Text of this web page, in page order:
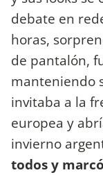
debate en
horas,
de pantalón,
manteniendo
invitaba a la
europea y
invierno
todos y